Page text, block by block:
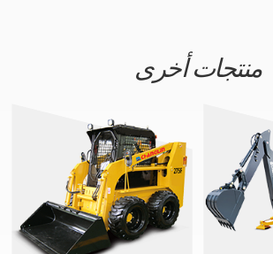
منتجات أخرى